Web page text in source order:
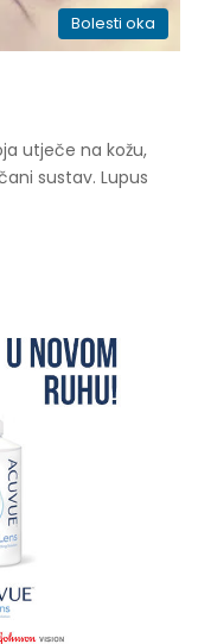
Bolesti oka
utječe na kožu,
sustav. Lupus